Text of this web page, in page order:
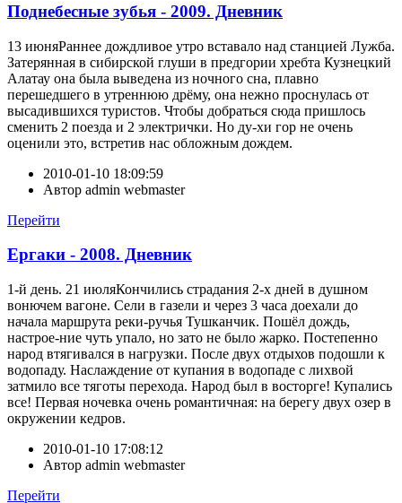
Поднебесные зубья - 2009. Дневник
13 июняРаннее дождливое утро вставало над станцией Лужба.
Затерянная в сибирской глуши в предгории хребта Кузнецкий
Алатау она была выведена из ночного сна, плавно
перешедшего в утреннюю дрёму, она нежно проснулась от
высадившихся туристов. Чтобы добраться сюда пришлось
сменить 2 поезда и 2 электрички. Но ду-хи гор не очень
оценили это, встретив нас обложным дождем.
2010-01-10 18:09:59
Автор admin webmaster
Перейти
Ергаки - 2008. Дневник
1-й день. 21 июляКончились страдания 2-х дней в душном
вонючем вагоне. Сели в газели и через 3 часа доехали до
начала маршрута реки-ручья Тушканчик. Пошёл дождь,
настрое-ние чуть упало, но зато не было жарко. Постепенно
народ втягивался в нагрузки. После двух отдыхов подошли к
водопаду. Наслаждение от купания в водопаде с лихвой
затмило все тяготы перехода. Народ был в восторге! Купались
все! Первая ночевка очень романтичная: на берегу двух озер в
окружении кедров.
2010-01-10 17:08:12
Автор admin webmaster
Перейти